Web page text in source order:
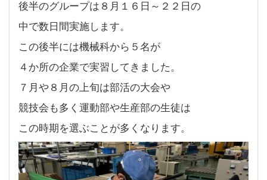
後半のグループは８月１６日～２２日の
中で数日間実施します。
この後半には機械科から５名が
４か所の企業で実習してきました。
７月や８月の上旬は部活の大会や
競技会も多く運動部や生産部の生徒は
この時期を選ぶことが多くなります。